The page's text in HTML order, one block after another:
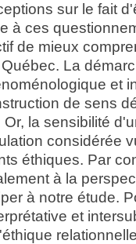
sur le fait
à ces
de mieux
La
et
de sens
la sensibilité
considérée
éthiques. Par
à la
à notre étude.
et